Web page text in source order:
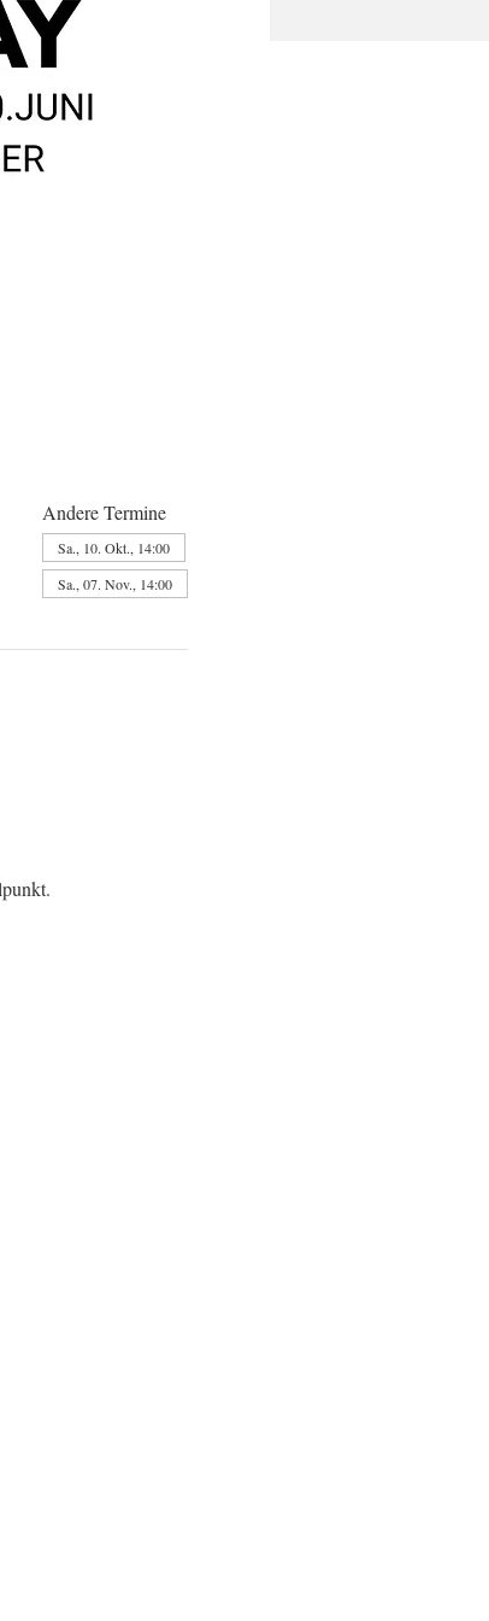
Andere Termine
Sa., 10. Okt., 14:00
Sa., 07. Nov., 14:00